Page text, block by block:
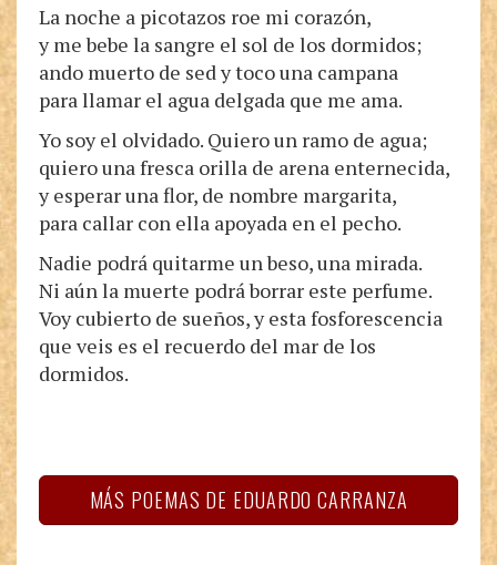
La noche a picotazos roe mi corazón,
y me bebe la sangre el sol de los dormidos;
ando muerto de sed y toco una campana
para llamar el agua delgada que me ama.
Yo soy el olvidado. Quiero un ramo de agua;
quiero una fresca orilla de arena enternecida,
y esperar una flor, de nombre margarita,
para callar con ella apoyada en el pecho.
Nadie podrá quitarme un beso, una mirada.
Ni aún la muerte podrá borrar este perfume.
Voy cubierto de sueños, y esta fosforescencia
que veis es el recuerdo del mar de los
dormidos.
MÁS POEMAS DE EDUARDO CARRANZA